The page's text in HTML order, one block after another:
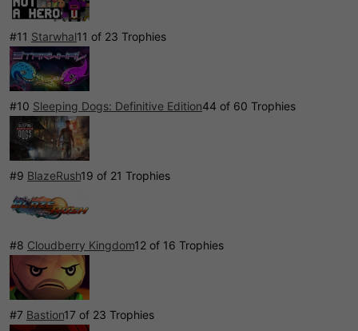
#11 Starwhal11 of 23 Trophies
#10 Sleeping Dogs: Definitive Edition44 of 60 Trophies
#9 BlazeRush19 of 21 Trophies
#8 Cloudberry Kingdom12 of 16 Trophies
#7 Bastion17 of 23 Trophies